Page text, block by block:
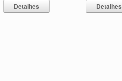
Detalhes Detalhes